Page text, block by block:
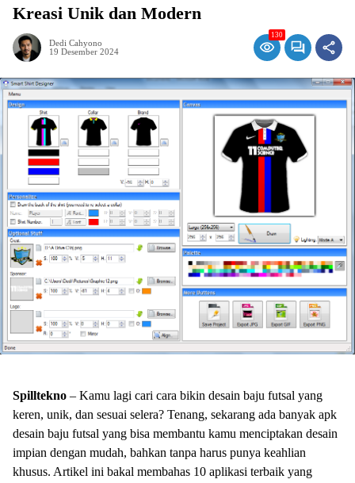
Kreasi Unik dan Modern
Dedi Cahyono
19 Desember 2024
130
Spilltekno – Kamu lagi cari cara bikin desain baju futsal yang
keren, unik, dan sesuai selera? Tenang, sekarang ada banyak apk
desain baju futsal yang bisa membantu kamu menciptakan desain
impian dengan mudah, bahkan tanpa harus punya keahlian
khusus. Artikel ini bakal membahas 10 aplikasi terbaik yang